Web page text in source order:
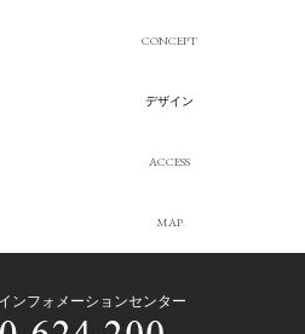
CONCEPT
デザイン
ACCESS
MAP
ンフォメーションセンター